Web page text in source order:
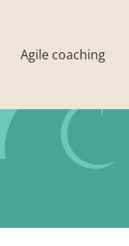
Agile coaching